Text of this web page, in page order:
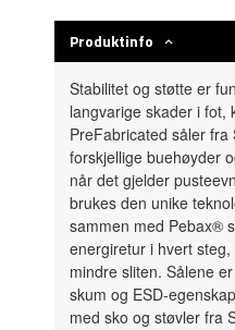
Produktinfo
Stabilitet og støtte er
langvarige skader i fot,
PreFabricated såler
forskjellige buehøyder
når det gjelder
brukes den unike
sammen med Pebax®
energiretur i hvert
mindre sliten. Sålene
skum og ESD-
med sko og støvler fra